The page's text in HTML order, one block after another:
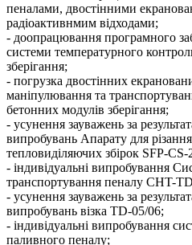
пеналами, двостінними
радіоактивнмим відходами;
- доопрацювання програмного
системи температурного
зберігання;
- погрузка двостінних
маніпулювання та
бетонних модулів зберігання;
- усунення зауважень за
випробувань Апарату для
тепловиділяючих збірок SFP-CS-
- індивідуальні випробування
транспортування пеналу CHT-
- усунення зауважень за
випробувань візка TD-05/06;
- індивідуальні випробування
паливного пеналу;